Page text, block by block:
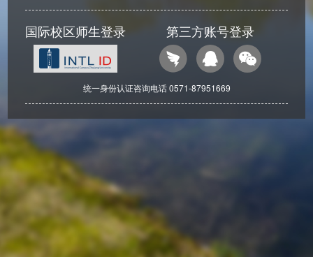
国际校区师生登录 第三方账号登录
统一身份认证咨询电话 0571-87951669